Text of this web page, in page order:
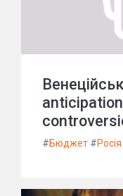
#Бюджет #Росія